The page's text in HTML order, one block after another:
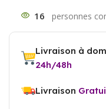
16
Livraison à
24h/48h
Livraison